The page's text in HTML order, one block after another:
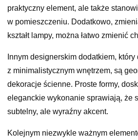
praktyczny element, ale także
w pomieszczeniu. Dodatkowo,
kształt lampy, można łatwo zmienić
Innym designerskim dodatkiem, który
z minimalistycznym wnętrzem, są
dekoracje ścienne. Proste formy,
eleganckie wykonanie sprawiają, że
subtelny, ale wyraźny akcent.
Kolejnym niezwykle ważnym